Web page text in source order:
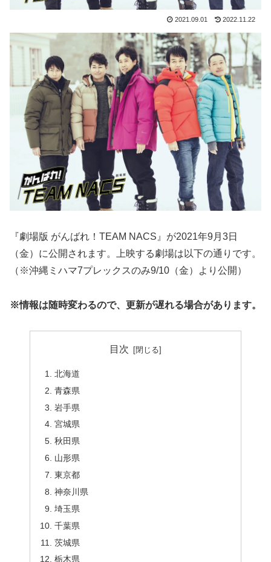
2021.09.01 2022.11.22
『劇場版 がんばれ！TEAM NACS』が2021年9月3日
（金）に公開されます。上映する劇場は以下の通りです。
（※沖縄ミハマ7プレックスのみ9/10（金）より公開）
※情報は随時変わるので、更新が遅れる場合があります。
目次
北海道
青森県
岩手県
宮城県
秋田県
山形県
東京都
神奈川県
埼玉県
千葉県
茨城県
栃木県